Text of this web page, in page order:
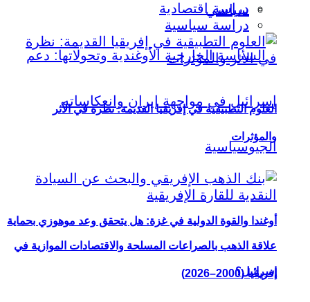
سياسي
أوغندا والقوة الدولية في غزة: هل يتحقق وعد موهوزي بحماية
إسرائيل؟
دراسة اقتصادية
دراسة سياسية
العلوم التطبيقية في إفريقيا القديمة: نظرة في الأثر
والمؤثرات
علاقة الذهب بالصراعات المسلحة والاقتصادات الموازية في
إفريقيا (2000–2026)